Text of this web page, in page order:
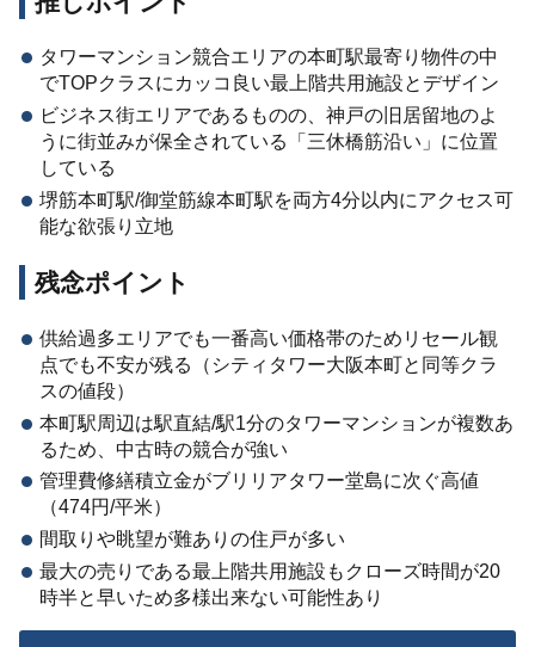
タワーマンション競合エリアの本町駅最寄り物件の中
でTOPクラスにカッコ良い最上階共用施設とデザイン
ビジネス街エリアであるものの、神戸の旧居留地のよ
うに街並みが保全されている「三休橋筋沿い」に位置
している
堺筋本町駅/御堂筋線本町駅を両方4分以内にアクセス可
能な欲張り立地
残念ポイント
供給過多エリアでも一番高い価格帯のためリセール観
点でも不安が残る（シティタワー大阪本町と同等クラ
スの値段）
本町駅周辺は駅直結/駅1分のタワーマンションが複数あ
るため、中古時の競合が強い
管理費修繕積立金がブリリアタワー堂島に次ぐ高値
（474円/平米）
間取りや眺望が難ありの住戸が多い
最大の売りである最上階共用施設もクローズ時間が20
時半と早いため多様出来ない可能性あり